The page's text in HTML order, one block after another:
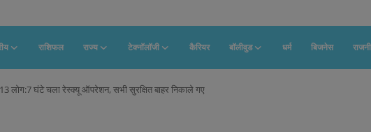
राशिफल राज्य टेक्नॉलॉजी कैरियर बॉलीवुड धर्म बिजनेस
लोग:7 घंटे चला रेस्क्यू ऑपरेशन, सभी सुरक्षित बाहर निकाले गए